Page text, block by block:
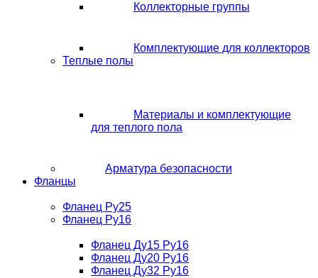
Коллекторные группы
Комплектующие для коллекторов
Теплые полы
Материалы и комплектующие
для теплого пола
Арматура безопасности
Фланцы
Фланец Ру25
Фланец Ру16
Фланец Ду15 Ру16
Фланец Ду20 Ру16
Фланец Ду32 Ру16